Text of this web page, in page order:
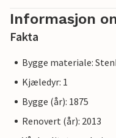
Informasjon
Fakta
Bygge materiale:
Kjæledyr: 1
Bygge (år): 1875
Renovert (år): 2013